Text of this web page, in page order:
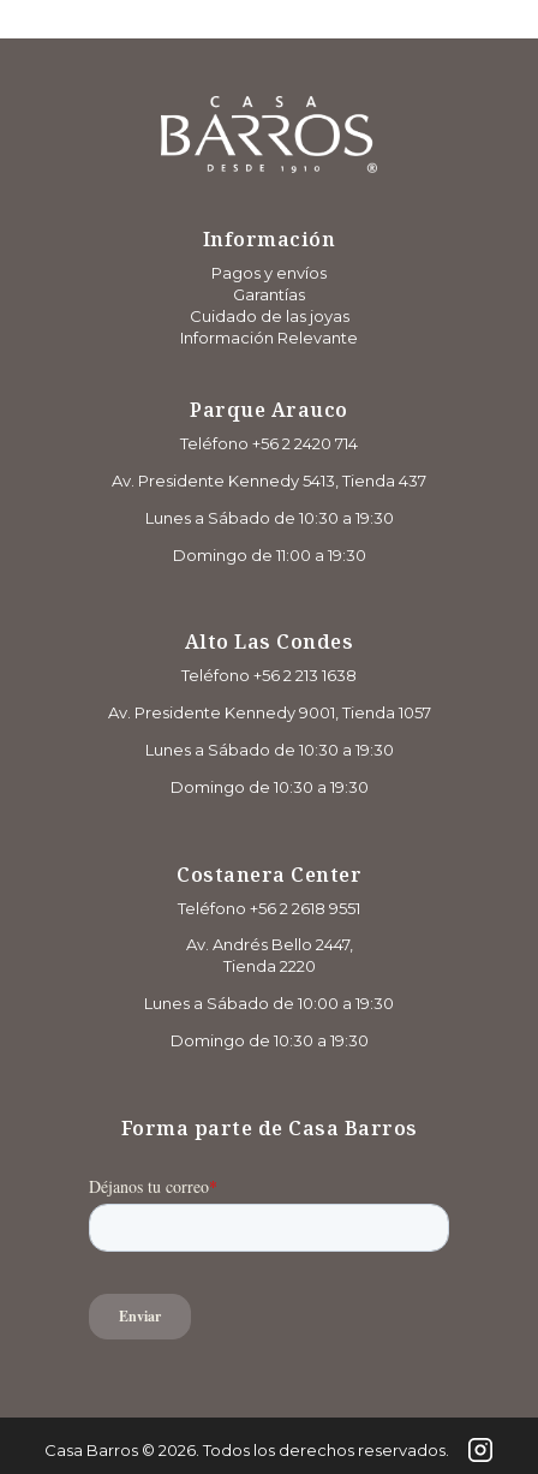
Información
Pagos y envíos
Garantías
Cuidado de las joyas
Información Relevante
Parque Arauco
Teléfono +56 2 2420 714
Av. Presidente Kennedy 5413, Tienda 437
Lunes a Sábado de 10:30 a 19:30
Domingo de 11:00 a 19:30
Alto Las Condes
Teléfono +56 2 213 1638
Av. Presidente Kennedy 9001, Tienda 1057
Lunes a Sábado de 10:30 a 19:30
Domingo de 10:30 a 19:30
Costanera Center
Teléfono +56 2 2618 9551
Av. Andrés Bello 2447,
Tienda 2220
Lunes a Sábado de 10:00 a 19:30
Domingo de 10:30 a 19:30
Forma parte de Casa Barros
Casa Barros© 2026. Todos los derechos reservados.